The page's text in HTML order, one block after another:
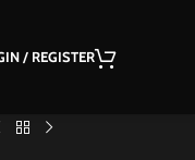
/ REGISTER